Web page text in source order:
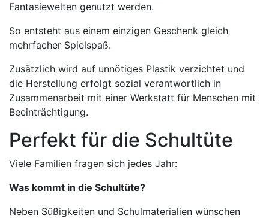
Fantasiewelten genutzt werden.
So entsteht aus einem einzigen Geschenk gleich
mehrfacher Spielspaß.
Zusätzlich wird auf unnötiges Plastik verzichtet und
die Herstellung erfolgt sozial verantwortlich in
Zusammenarbeit mit einer Werkstatt für Menschen mit
Beeinträchtigung.
Perfekt für die Schultüte
Viele Familien fragen sich jedes Jahr:
Was kommt in die Schultüte?
Neben Süßigkeiten und Schulmaterialien wünschen